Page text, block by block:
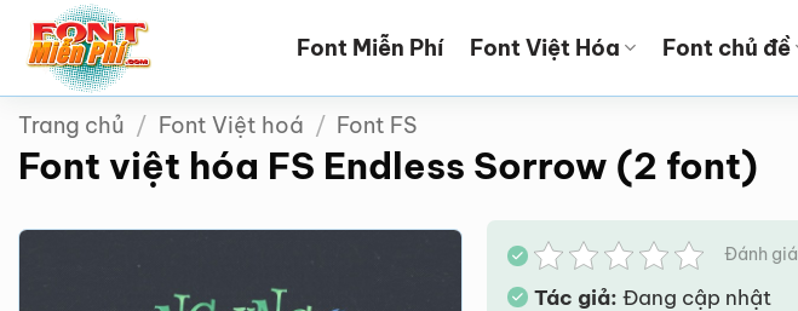
qua
dung
Font Miễn Phí Font Việt Hóa Font chủ đề
Trang chủ / Font Việt hoá / Font FS
Font việt hóa FS Endless Sorrow (2 font)
Đánh giá
Tác giả: Đang cập nhật